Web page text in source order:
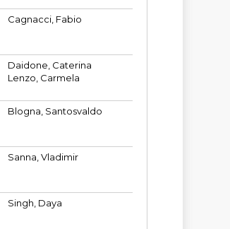
Cagnacci, Fabio
Daidone, Caterina
Lenzo, Carmela
Blogna, Santosvaldo
Sanna, Vladimir
Singh, Daya